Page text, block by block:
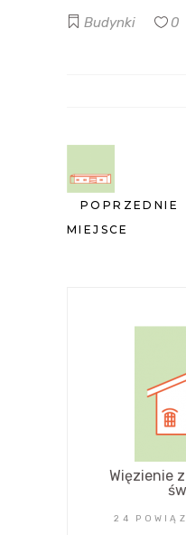
Budynki 0
POPRZEDNIE
MIEJSCE
Więzienie
24